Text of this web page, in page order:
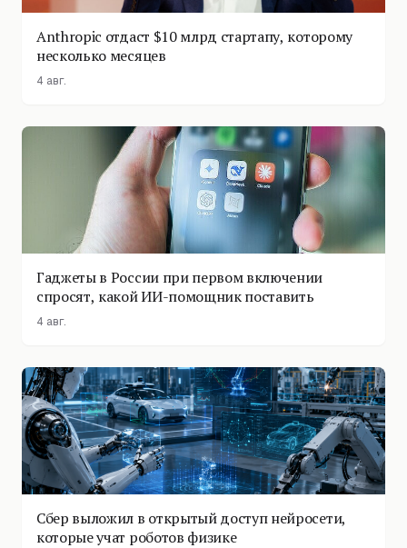
Anthropic отдаст $10 млрд стартапу, которому
несколько месяцев
4 авг.
Гаджеты в России при первом включении
спросят, какой ИИ-помощник поставить
4 авг.
Сбер выложил в открытый доступ нейросети,
которые учат роботов физике